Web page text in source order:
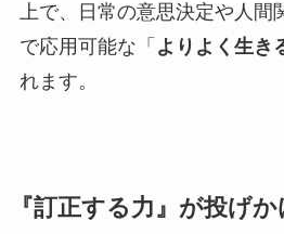
上で、日常の意思決定や人間
で応用可能な「 よりよく生き
れます。
『訂正する力』が投げ